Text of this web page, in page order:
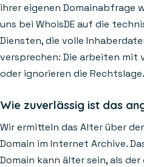
ihrer eigenen Domainabfrage
uns bei WhoisDE auf die
Diensten, die volle
versprechen: Die arbeiten
oder ignorieren die Rechtslage.
Wie zuverlässig ist das
Wir ermitteln das Alter über
Domain im Internet Archive.
Domain kann älter sein, als